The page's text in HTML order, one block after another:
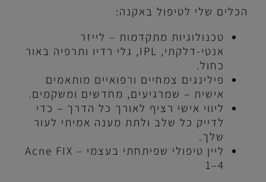
הכלים שלי לטיפול באקנה:
טכנולוגיות מתקדמות – לייזר
אנטי-דלקתי, IPL, גלי רדיו ותרפיה באור
כחול.
פילינגים צמחיים ורפואיים מותאמים
אישית – שמרגיעים, מחדשים ומשקמים.
ליווי אישי רציף לאורך כל הדרך – כדי
לדייק כל שלב ולתת מענה אמיתי לעור
שלך.
ליין טיפולי שפיתחתי בעצמי – Acne FIX
1–4